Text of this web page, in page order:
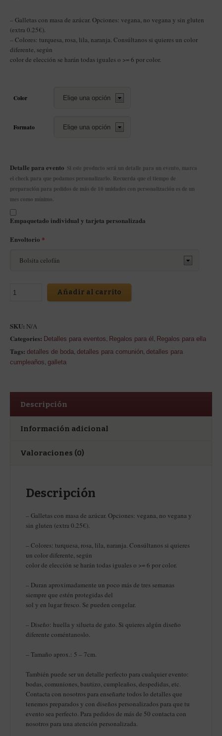
– Galletas con masa de azúcar. Opciones: vegana, no vegana y sin gluten
(extra 0.25€).
– Colores: turquesa, rosa, lila, naranja. Consúltanos si quieres un color
diferente, según
color de elección se harán todas iguales o >= 6 por color.
Color
Formato
Detalle para evento Si este producto será un detalle para un evento, marca
el check para que podamos personalizarlo. Recuerda que el tiempo de
preparación para pedidos de más de 10 unidades con personalización es de un
mes como mínimo.
Empaquetado individual y tarjeta personalizada
Envoltorio *
Añadir al carrito
SKU: N/A
Categories: Detalles para eventos, Regalos para él , Regalos para ella
Tags: detalles de boda, detalles para comunión, detalles para
cumpleaños, galleta
Descripción
Información adicional
Valoraciones (0)
Descripción
– Galletas con masa de azúcar. Opciones: vegana, no vegana y
sin gluten (extra 0.25€).
– Colores: turquesa, rosa, lila, naranja. Consúltanos si quieres
un color diferente, según
color de elección se harán todas iguales o >= 6 por color.
– Duran aproximadamente un poco más de tres semanas
siempre que estén protegidas del
sol y en lugar fresco. Se pueden congelar.
– Diseño: huella y silueta de gato. Si quieres algún diseño
diferente coméntanoslo.
– Tamaño aprox.: 5 – 7cm.
También puede ser un detalle perfecto para cualquier evento:
bodas, comuniones, bautizo, cumpleaños, despedidas, etc.
Contacta con nosotros para enseñarte todos lo detalles que
tenemos preparados y con diseños personalizados para que tu
evento sea perfecto. Para pedidos de más de 50 contacta con
nosotros para una atención personalizada.